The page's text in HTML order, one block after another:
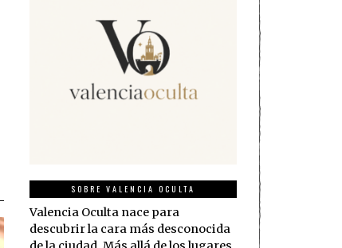
SOBRE VALENCIA OCULTA
Valencia Oculta nace para
descubrir la cara más desconocida